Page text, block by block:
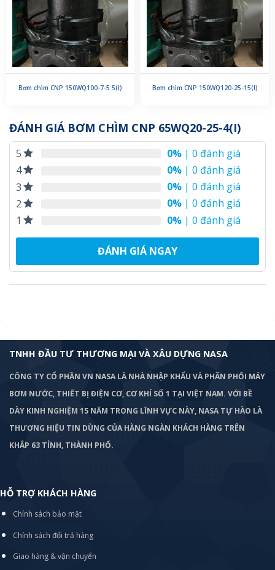
Bơm chìm CNP 150WQ100-7-5.5(I) Bơm chìm CNP 150WQ120-25-15(I)
ĐÁNH GIÁ BƠM CHÌM CNP 65WQ20-25-4(I)
5 0% | 0 đánh giá
4
0% | 0 đánh giá
3
0% | 0 đánh giá
2
0% | 0 đánh giá
1
0% | 0 đánh giá
ĐÁNH GIÁ NGAY
TNHH ĐẦU TƯ THƯƠNG MẠI VÀ XÂU DỰNG NASA
CÔNG TY CỔ PHẦN VN NASA LÀ NHÀ NHẬP KHẨU VÀ PHÂN PHỐI MÁY
BƠM NƯỚC, THIẾT BỊ ĐIỆN CƠ, CƠ KHÍ SỐ 1 TẠI VIỆT NAM. VỚI BỀ
DÀY KINH NGHIỆM 15 NĂM TRONG LĨNH VỰC NÀY, NASA TỰ HÀO LÀ
THƯƠNG HIỆU TIN DÙNG CỦA HÀNG NGÀN KHÁCH HÀNG TRÊN
KHẮP 63 TỈNH, THÀNH PHỐ.
HỖ TRỢ KHÁCH HÀNG
Chính sách bảo mật
Chính sách đổi trả hàng
Giao hàng & vận chuyển